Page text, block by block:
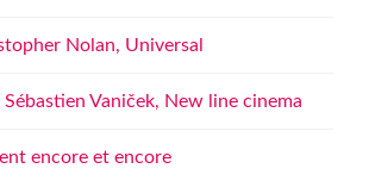
Nolan, Universal
Sébastien Vaniček, New line cinema
encore et encore